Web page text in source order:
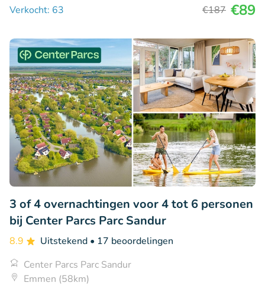
Verkocht: 63
€187 €89
3 of 4 overnachtingen voor 4 tot 6 personen
bij Center Parcs Parc Sandur
8.9 Uitstekend • 17 beoordelingen
Center Parcs Parc Sandur
Emmen (58km)